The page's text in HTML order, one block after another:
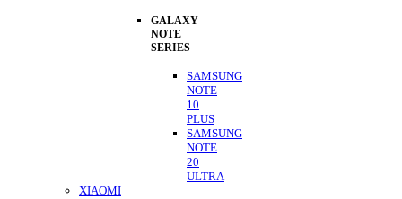
GALAXY
NOTE
SERIES
SAMSUNG
NOTE
10
PLUS
SAMSUNG
NOTE
20
ULTRA
XIAOMI